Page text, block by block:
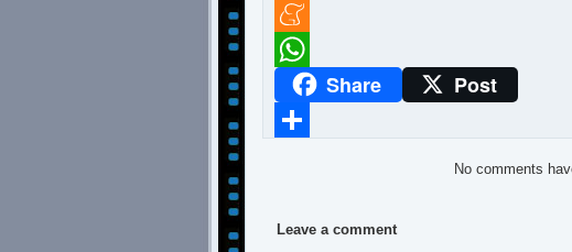
Twitter
Meneame
WhatsAppShare Post
No comments
Leave a comment